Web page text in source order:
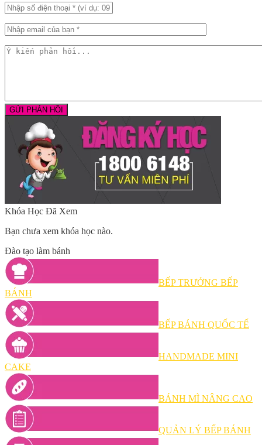
Khóa Học Đã Xem
Bạn chưa xem khóa học nào.
Đào tạo làm bánh
BẾP TRƯỞNG BẾP
BÁNH
BẾP BÁNH QUỐC TẾ
HANDMADE MINI
CAKE
BÁNH MÌ NÂNG CAO
QUẢN LÝ BẾP BÁNH